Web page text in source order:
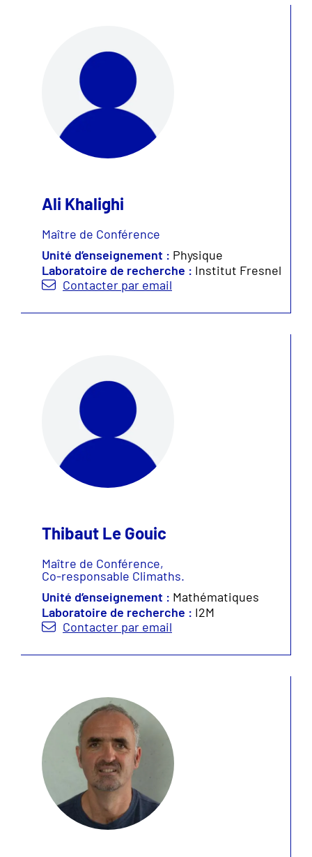
Ali Khalighi
Maître de Conférence
Unité d’enseignement : Physique
Laboratoire de recherche : Institut Fresnel
Contacter par email
Thibaut Le Gouic
Maître de Conférence,
Co-responsable Climaths.
Unité d’enseignement : Mathématiques
Laboratoire de recherche : I2M
Contacter par email